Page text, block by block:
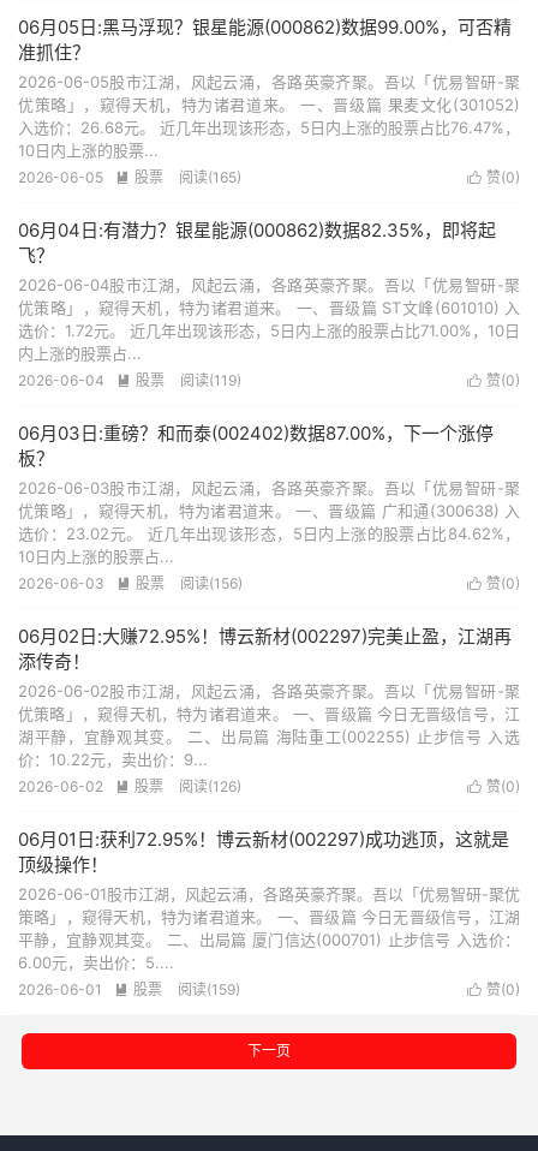
06月05日:黑马浮现？银星能源(000862)数据99.00%，可否精
准抓住？
2026-06-05股市江湖，风起云涌，各路英豪齐聚。吾以「优易智研-聚
优策略」，窥得天机，特为诸君道来。 一、晋级篇 果麦文化(301052)
入选价：26.68元。 近几年出现该形态，5日内上涨的股票占比76.47%，
10日内上涨的股票...
 赞(0)
2026-06-05  股票 阅读(165)
06月04日:有潜力？银星能源(000862)数据82.35%，即将起
飞？
2026-06-04股市江湖，风起云涌，各路英豪齐聚。吾以「优易智研-聚
优策略」，窥得天机，特为诸君道来。 一、晋级篇 ST文峰(601010) 入
选价：1.72元。 近几年出现该形态，5日内上涨的股票占比71.00%，10日
内上涨的股票占...
 赞(0)
2026-06-04  股票 阅读(119)
06月03日:重磅？和而泰(002402)数据87.00%，下一个涨停
板？
2026-06-03股市江湖，风起云涌，各路英豪齐聚。吾以「优易智研-聚
优策略」，窥得天机，特为诸君道来。 一、晋级篇 广和通(300638) 入
选价：23.02元。 近几年出现该形态，5日内上涨的股票占比84.62%，
10日内上涨的股票占...
 赞(0)
2026-06-03  股票 阅读(156)
06月02日:大赚72.95%！博云新材(002297)完美止盈，江湖再
添传奇！
2026-06-02股市江湖，风起云涌，各路英豪齐聚。吾以「优易智研-聚
优策略」，窥得天机，特为诸君道来。 一、晋级篇 今日无晋级信号，江
湖平静，宜静观其变。 二、出局篇 海陆重工(002255) 止步信号 入选
价：10.22元，卖出价：9...
 赞(0)
2026-06-02  股票 阅读(126)
06月01日:获利72.95%！博云新材(002297)成功逃顶，这就是
顶级操作！
2026-06-01股市江湖，风起云涌，各路英豪齐聚。吾以「优易智研-聚优
策略」，窥得天机，特为诸君道来。 一、晋级篇 今日无晋级信号，江湖
平静，宜静观其变。 二、出局篇 厦门信达(000701) 止步信号 入选价：
6.00元，卖出价：5....
 赞(0)
2026-06-01  股票 阅读(159)
下一页